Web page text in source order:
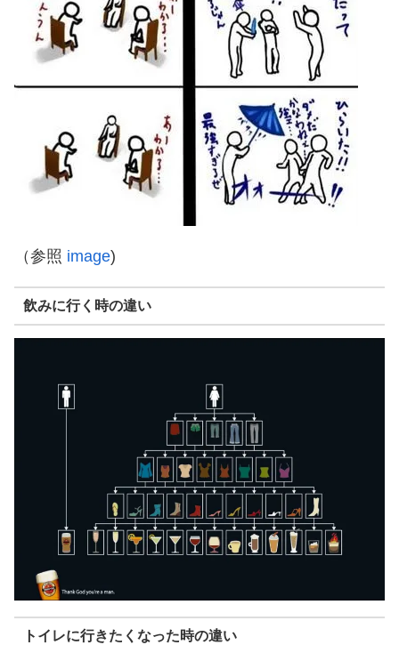
（参照 image)
飲みに行く時の違い
トイレに行きたくなった時の違い